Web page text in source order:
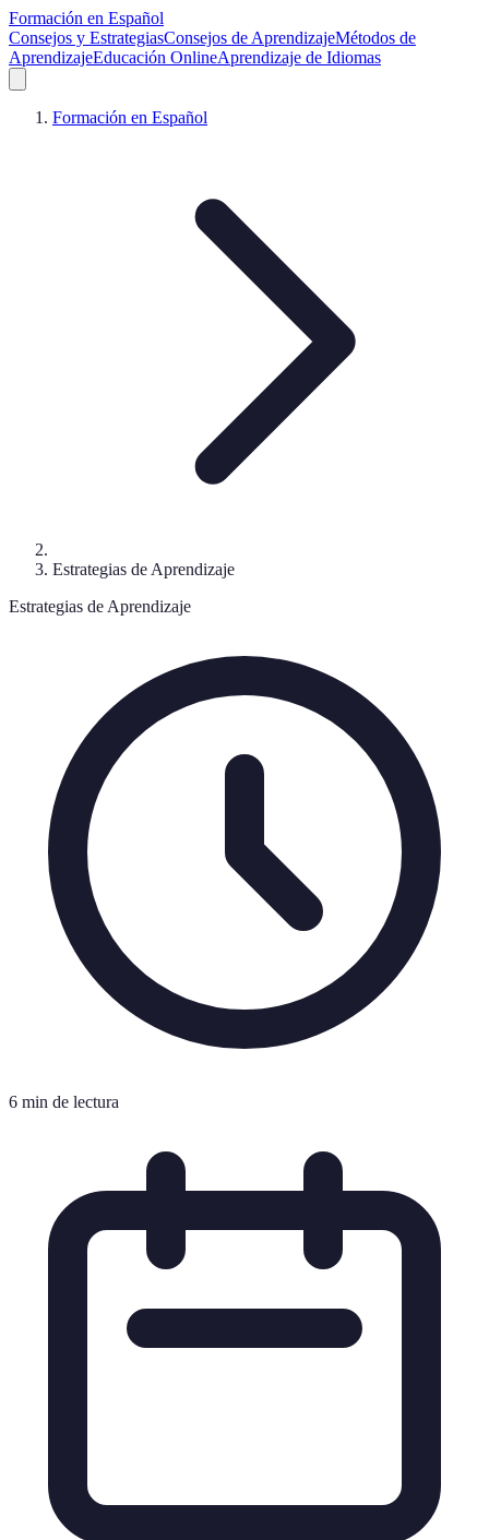
Formación en Español
Consejos y EstrategiasConsejos de AprendizajeMétodos de
AprendizajeEducación OnlineAprendizaje de Idiomas
Formación en Español
Estrategias de Aprendizaje
Estrategias de Aprendizaje
6 min de lectura